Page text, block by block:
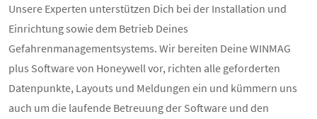
Unsere Experten unterstützen Dich bei der Installation und
Einrichtung sowie dem Betrieb Deines
Gefahrenmanagementsystems. Wir bereiten Deine WINMAG
plus Software von Honeywell vor, richten alle geforderten
Datenpunkte, Layouts und Meldungen ein und kümmern uns
auch um die laufende Betreuung der Software und den